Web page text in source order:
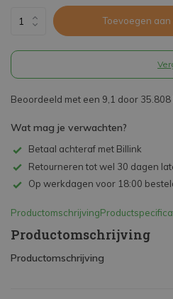
Toevoegen
Beoordeeld met een 9,1 door
Wat mag je verwachten?
Betaal achteraf met Billink
Retourneren tot wel 30 dagen
Op werkdagen voor 18:00
Productomschrijving
Productomschrijving
Productomschrijving